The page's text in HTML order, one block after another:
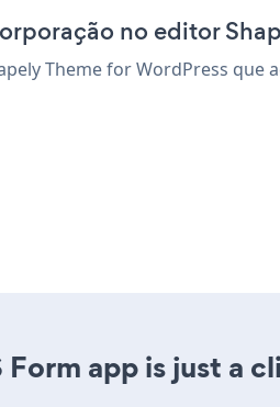
no editor
Theme for WordPress
app is just a